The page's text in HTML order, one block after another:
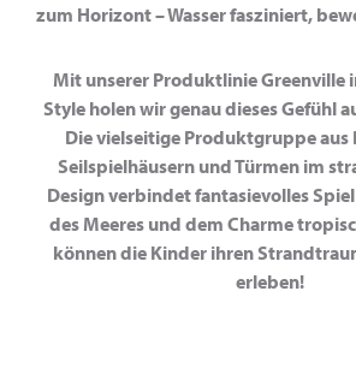
zum Horizont – Wasser fasziniert,
Mit unserer Produktlinie Greenville
Style holen wir genau dieses Gefühl
Die vielseitige Produktgruppe aus
Seilspielhäusern und Türmen im
Design verbindet fantasievolles
des Meeres und dem Charme
können die Kinder ihren
erleben!